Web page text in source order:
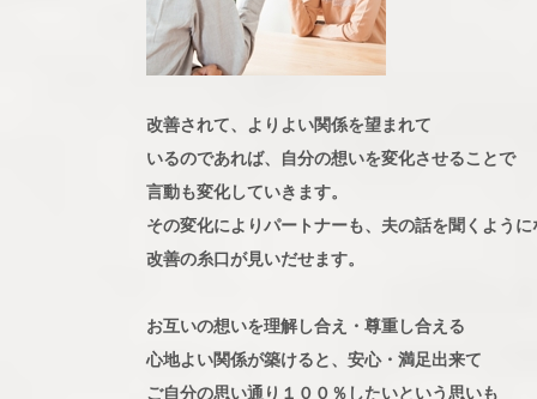
改善されて、よりよい関係を望まれて
いるのであれば、自分の想いを変化させることで
言動も変化していきます。
その変化によりパートナーも、夫の話を聞くように
改善の糸口が見いだせます。
お互いの想いを理解し合え・尊重し合える
心地よい関係が築けると、安心・満足出来て
ご自分の思い通り１００％したいという思いも